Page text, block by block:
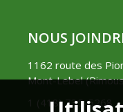
NOUS
1162 route des
Mont-Lebel
1 (418) 735-5268